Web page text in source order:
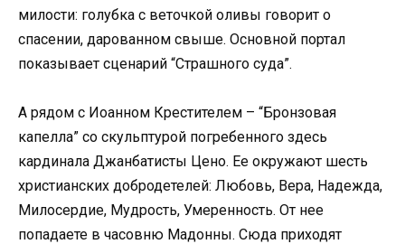
милости: голубка с веточкой оливы говорит о
спасении, дарованном свыше. Основной портал
показывает сценарий “Страшного суда”.
А рядом с Иоанном Крестителем – “Бронзовая
капелла” со скульптурой погребенного здесь
кардинала Джанбатисты Цено. Ее окружают шесть
христианских добродетелей: Любовь, Вера, Надежда,
Милосердие, Мудрость, Умеренность. От нее
попадаете в часовню Мадонны. Сюда приходят